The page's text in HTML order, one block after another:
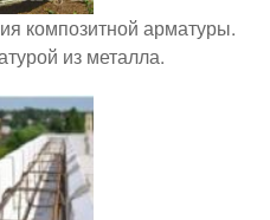
композитной арматуры.
из металла.